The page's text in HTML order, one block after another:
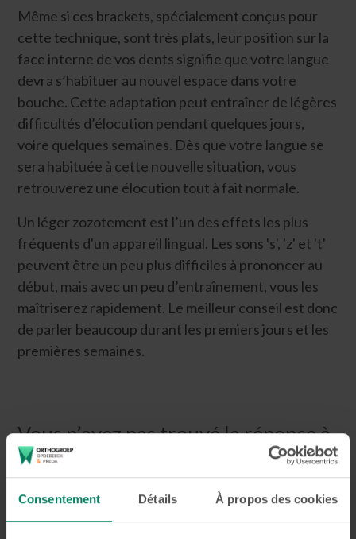
Consentement Détails À propos des cookies
Même si ces brackets, spécialement conçus pour
cette technique, sont très plats, leur position sur la
face interne de vos dents signifie que votre langue
devra s’habituer au nouvel espace dans votre
bouche. Cette adaptation peut entraîner de légères
difficultés d’élocution pendant quelques jours,
voire quelques semaines. Dès que votre langue se
sera habituée à cette nouvelle situation, vous
retrouverez une élocution tout à fait normale.
Un léger zozotement est l’un des effets les plus
fréquents d'un appareil lingual. Les sons 's', 'z' et 't'
peuvent être un peu plus difficiles à prononcer au
début, mais avec un peu d’entraînement, vous les
maîtriserez rapidement. Le meilleur conseil est donc
de parler beaucoup durant les premiers jours et les
premières semaines.
Vous n’avez pas trouvé la réponse à
votre question ?
Contactez-nous